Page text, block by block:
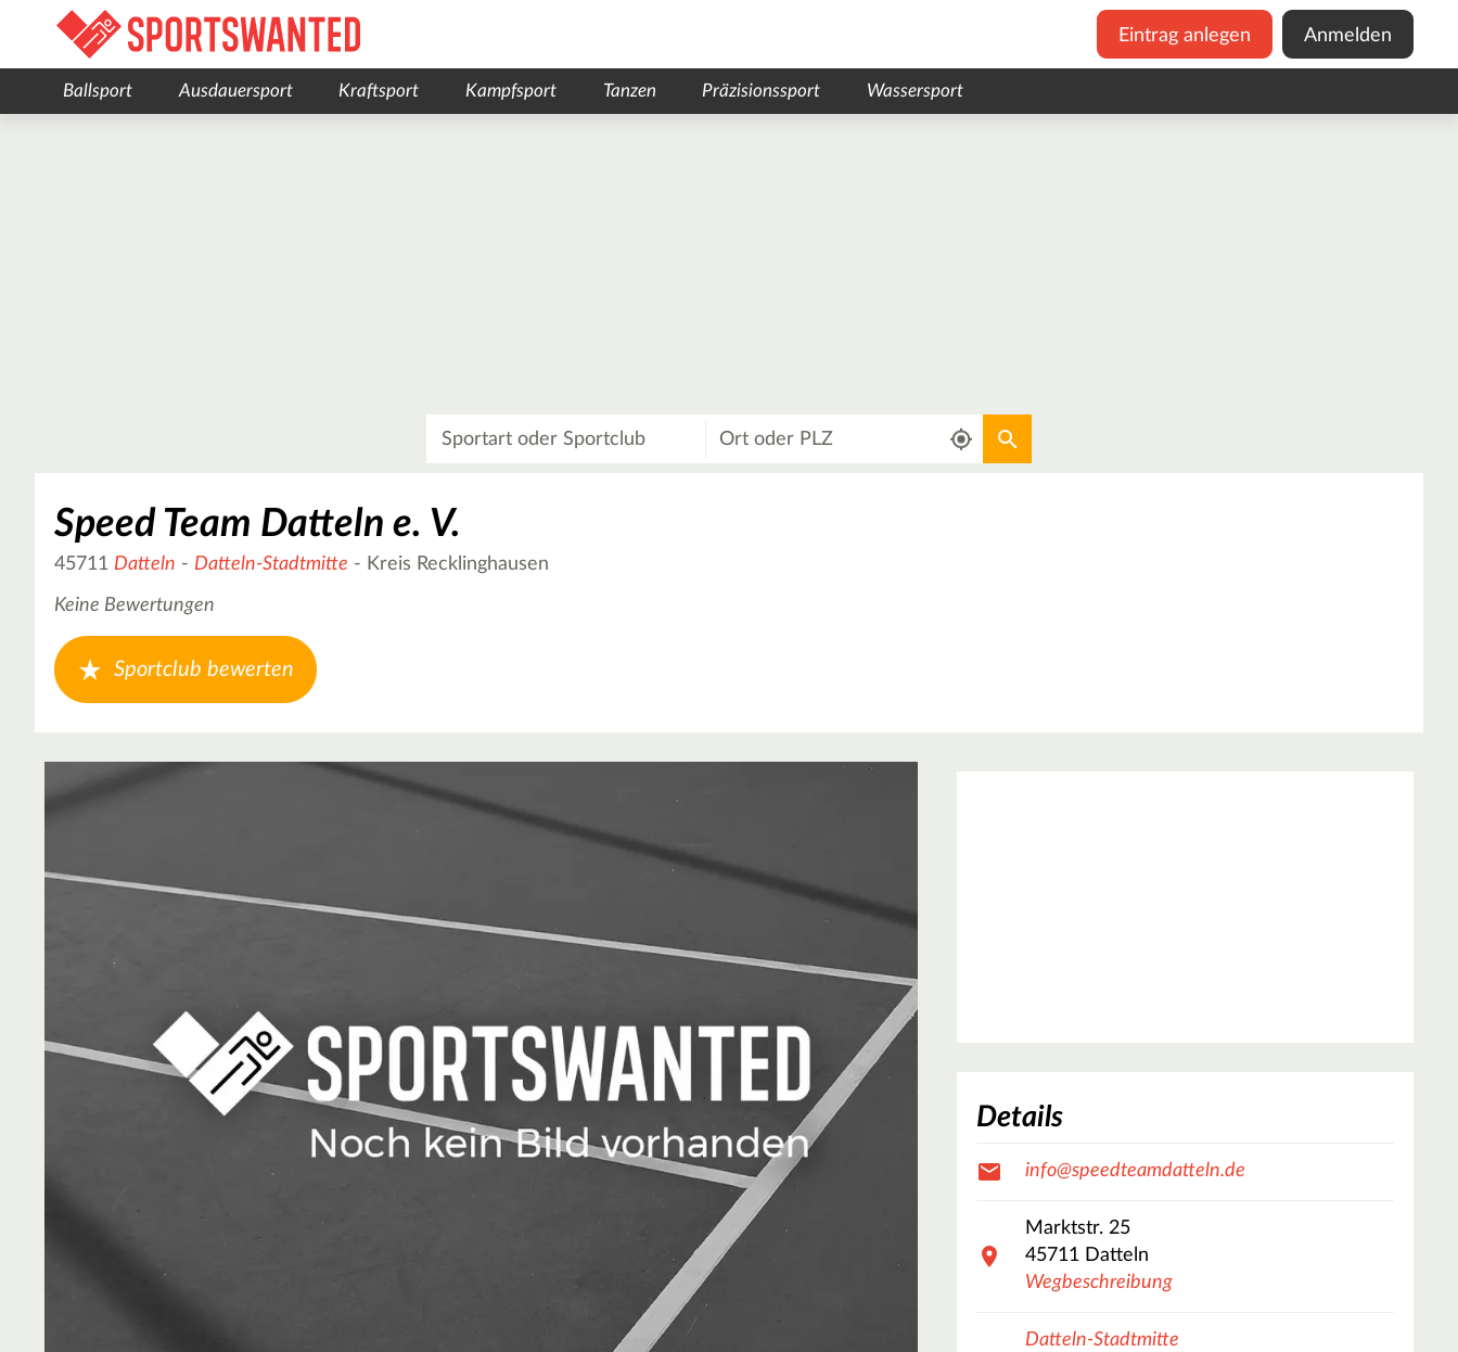
Eintrag anlegen Anmelden
Ballsport Ausdauersport Kraftsport Kampfsport Tanzen Präzisionssport Wassersport
Aktuellen Standort verwenden
Speed Team Datteln e. V.
45711 Datteln - Datteln-Stadtmitte - Kreis Recklinghausen
Keine Bewertungen
Sportclub bewerten
Details
info@speedteamdatteln.de
Marktstr. 25
45711 Datteln
Wegbeschreibung
Datteln-Stadtmitte